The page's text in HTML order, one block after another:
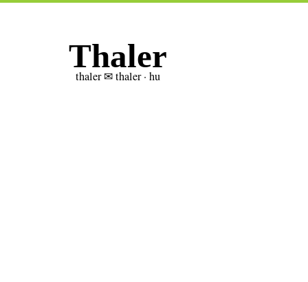
Thaler
thaler ✉ thaler · hu